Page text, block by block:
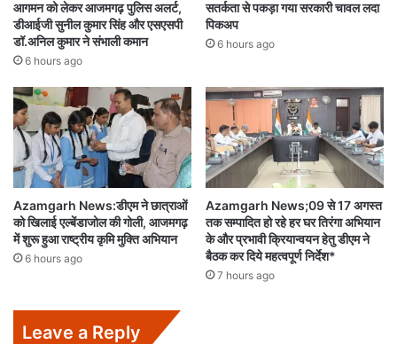
आगमन को लेकर आजमगढ़ पुलिस अलर्ट,
डीआईजी सुनील कुमार सिंह और एसएसपी
डॉ.अनिल कुमार ने संभाली कमान
6 hours ago
सतर्कता से पकड़ा गया सरकारी चावल लदा
पिकअप
6 hours ago
Azamgarh News:डीएम ने छात्राओं
को खिलाई एल्बेंडाजोल की गोली, आजमगढ़
में शुरू हुआ राष्ट्रीय कृमि मुक्ति अभियान
6 hours ago
Azamgarh News;09 से 17 अगस्त
तक सम्पादित हो रहे हर घर तिरंगा अभियान
के और प्रभावी क्रियान्वयन हेतु डीएम ने
बैठक कर दिये महत्वपूर्ण निर्देश*
7 hours ago
Leave a Reply